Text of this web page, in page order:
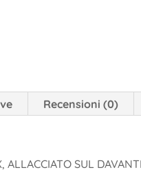
Recensioni (0)
SUL